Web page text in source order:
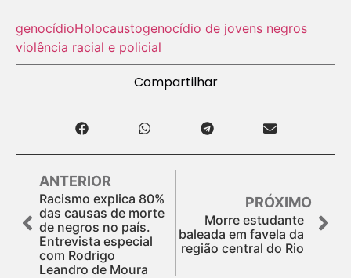
genocídioHolocausto‬genocídio de jovens negros
violência racial e policial
Compartilhar
ANTERIOR
Racismo explica 80%
das causas de morte
de negros no país.
Entrevista especial
com Rodrigo
Leandro de Moura
PRÓXIMO
Morre estudante
baleada em favela da
região central do Rio